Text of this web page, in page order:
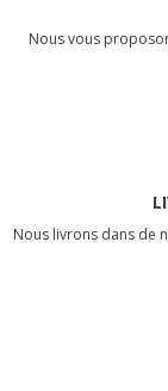
Nous vous
Nous livrons dans de